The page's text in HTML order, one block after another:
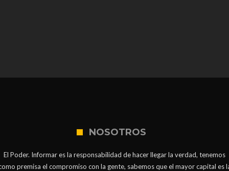
NOSOTROS
El Poder. Informar es la responsabilidad de hacer llegar la verdad, tenemos
premisa el compromiso con la gente, sabemos que el mayor capital es